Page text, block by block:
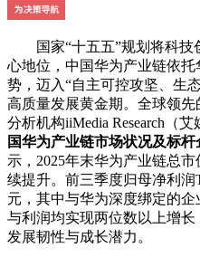
国家“十五五”规划将科技
心地位，中国华为产业链依
势，迈入“自主可控攻坚、生
高质量发展黄金期。全球领
分析机构iiMedia Research（
国华为产业链市场状况及标杆
示，2025年末华为产业链总
续提升。前三季度归母净利润
元，其中与华为深度绑定的
与利润均实现两位数以上增
发展韧性与成长潜力。